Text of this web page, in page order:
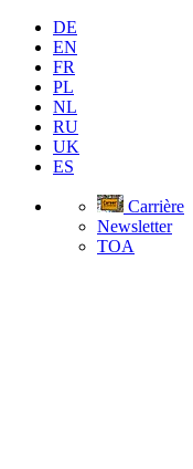
DE
EN
FR
PL
NL
RU
UK
ES
Carrière
Newsletter
TOA